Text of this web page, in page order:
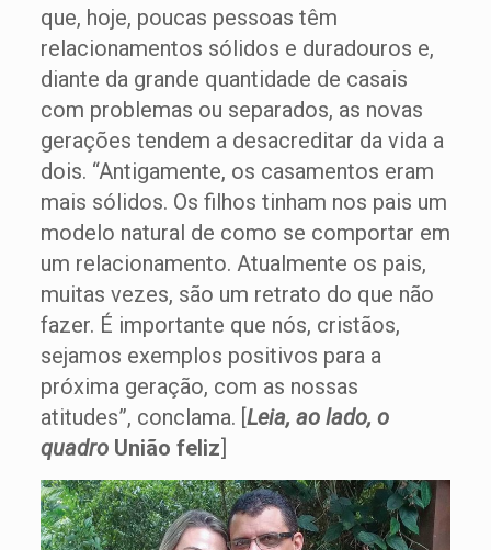
que, hoje, poucas pessoas têm
relacionamentos sólidos e duradouros e,
diante da grande quantidade de casais
com problemas ou separados, as novas
gerações tendem a desacreditar da vida a
dois. “Antigamente, os casamentos eram
mais sólidos. Os filhos tinham nos pais um
modelo natural de como se comportar em
um relacionamento. Atualmente os pais,
muitas vezes, são um retrato do que não
fazer. É importante que nós, cristãos,
sejamos exemplos positivos para a
próxima geração, com as nossas
atitudes”, conclama. [Leia, ao lado, o
quadro União feliz]